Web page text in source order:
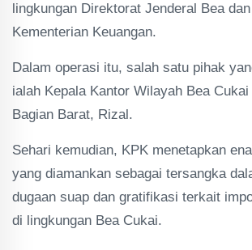
lingkungan Direktorat Jenderal Bea
Kementerian Keuangan.
Dalam operasi itu, salah satu pihak
ialah Kepala Kantor Wilayah Bea
Bagian Barat, Rizal.
Sehari kemudian, KPK menetapkan
yang diamankan sebagai tersangka
dugaan suap dan gratifikasi terkait
di lingkungan Bea Cukai.